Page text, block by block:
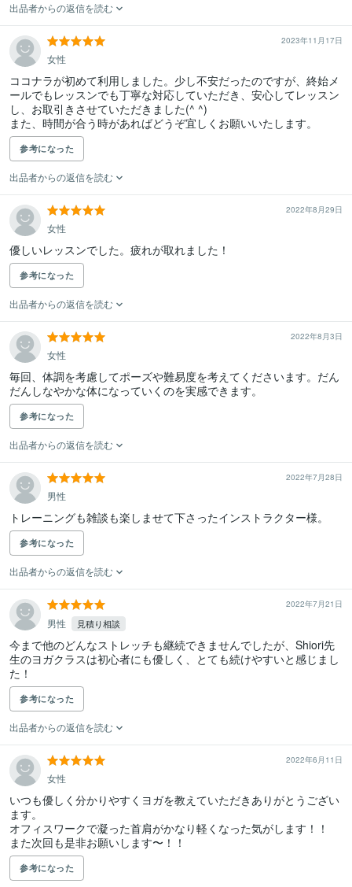
出品者からの返信を読む
2023年11月17日
女性
ココナラが初めて利用しました。少し不安だったのですが、終始メ
ールでもレッスンでも丁寧な対応していただき、安心してレッスン
し、お取引きさせていただきました(^ ^)
また、時間が合う時があればどうぞ宜しくお願いいたします。
参考になった
出品者からの返信を読む
2022年8月29日
女性
優しいレッスンでした。疲れが取れました！
参考になった
出品者からの返信を読む
2022年8月3日
女性
毎回、体調を考慮してポーズや難易度を考えてくださいます。だん
だんしなやかな体になっていくのを実感できます。
参考になった
出品者からの返信を読む
2022年7月28日
男性
トレーニングも雑談も楽しませて下さったインストラクター様。
参考になった
出品者からの返信を読む
2022年7月21日
男性 見積り相談
今まで他のどんなストレッチも継続できませんでしたが、Shiori先
生のヨガクラスは初心者にも優しく、とても続けやすいと感じまし
た！
参考になった
出品者からの返信を読む
2022年6月11日
女性
いつも優しく分かりやすくヨガを教えていただきありがとうござい
ます。
オフィスワークで凝った首肩がかなり軽くなった気がします！！
また次回も是非お願いします〜！！
参考になった